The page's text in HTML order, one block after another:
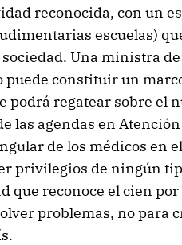
reconocida, con un
escuelas)
Una ministra
constituir un
podrá regatear sobre el
las agendas en
de los médicos en
privilegios de ningún
que reconoce el cien
problemas, no para